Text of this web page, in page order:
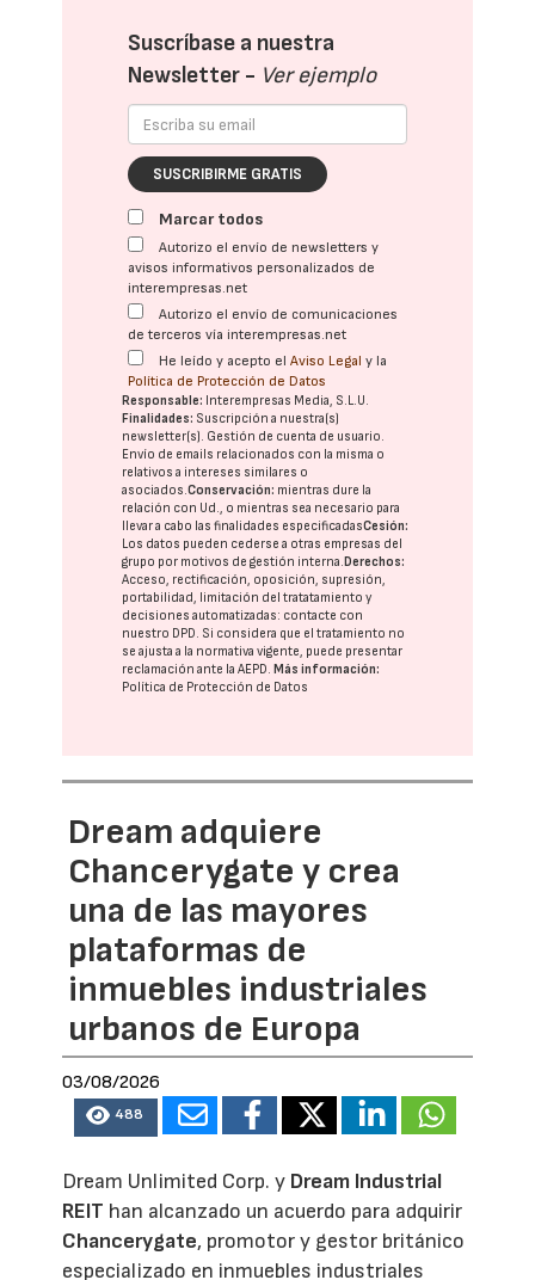
Suscríbase a nuestra
Newsletter - Ver ejemplo
SUSCRIBIRME GRATIS
Marcar todos
Autorizo el envío de newsletters y
avisos informativos personalizados de
interempresas.net
Autorizo el envío de comunicaciones
de terceros vía interempresas.net
He leído y acepto elAviso Legal y la
Política de Protección de Datos
Responsable: Interempresas Media, S.L.U.
Finalidades: Suscripción a nuestra(s)
newsletter(s). Gestión de cuenta de usuario.
Envío de emails relacionados con la misma o
relativos a intereses similares o
asociados.Conservación: mientras dure la
relación con Ud., o mientras sea necesario para
llevar a cabo las finalidades especificadasCesión:
Los datos pueden cederse a otras empresas del
grupo por motivos de gestión interna. Derechos:
Acceso, rectificación, oposición, supresión,
portabilidad, limitación del tratatamiento y
decisiones automatizadas: contacte con
nuestro DPD. Si considera que el tratamiento no
se ajusta a la normativa vigente, puede presentar
reclamación ante laAEPD. Más información:
Política de Protección de Datos
Dream adquiere
Chancerygate y crea
una de las mayores
plataformas de
inmuebles industriales
urbanos de Europa
03/08/2026
488
Dream Unlimited Corp. y Dream Industrial
REIT han alcanzado un acuerdo para adquirir
Chancerygate, promotor y gestor británico
especializado en inmuebles industriales